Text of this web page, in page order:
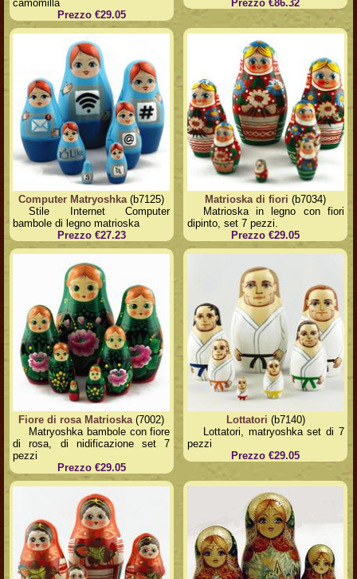
camomilla
Prezzo €29.05
Prezzo €86.32
Computer Matryoshka(b7125)
Stile Internet Computer
bambole di legno matrioska
Prezzo €27.23
Matrioska di fiori (b7034)
Matrioska in legno con fiori
dipinto, set 7 pezzi.
Prezzo €29.05
Fiore di rosa Matrioska (7002)
Matryoshka bambole con fiore
di rosa, di nidificazione set 7
pezzi
Prezzo €29.05
Lottatori (b7140)
Lottatori, matryoshka set di 7
pezzi
Prezzo €29.05